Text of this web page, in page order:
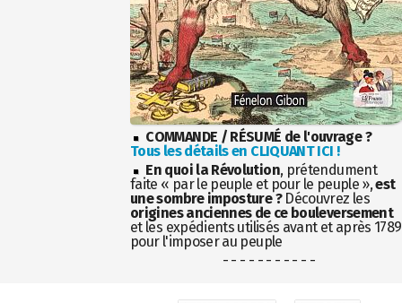
COMMANDE / RÉSUMÉ de l'ouvrage ?
Tous les détails en CLIQUANT ICI !
En quoi la Révolution, prétendument
faite « par le peuple et pour le peuple »,est
une sombre imposture ?Découvrez les
origines anciennes de ce bouleversement
et les expédients utilisés avant et après 1789
pour l'imposer au peuple
- - - - - - - - - - -